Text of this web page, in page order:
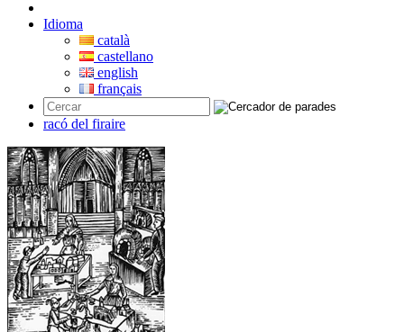
Idioma
català
castellano
english
français
racó del firaire